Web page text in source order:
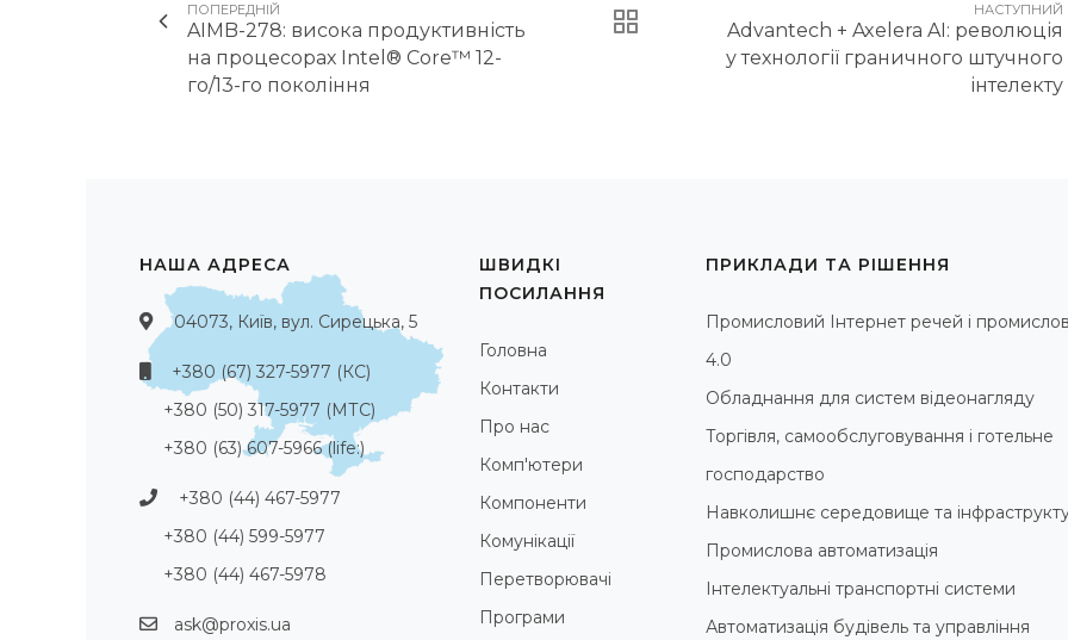
ПОПЕРЕДНІЙ
AIMB-278: висока продуктивність
на процесорах Intel® Core™ 12-
го/13-го покоління
НАСТУПНИЙ
Advantech + Axelera AI: революція
у технології граничного штучного
інтелекту
НАША АДРЕСА
04073, Київ, вул. Сирецька, 5
+380 (67) 327-5977 (КС)
+380 (50) 317-5977 (МТС)
+380 (63) 607-5966 (life:)
+380 (44) 467-5977
+380 (44) 599-5977
+380 (44) 467-5978
ask@proxis.ua
ШВИДКІ
ПОСИЛАННЯ
Головна
Контакти
Про нас
Комп'ютери
Компоненти
Комунікації
Перетворювачі
Програми
ПРИКЛАДИ ТА РІШЕННЯ
Промисловий Інтернет речей і
4.0
Обладнання для систем відеонагляду
Торгівля, самообслуговування і готельне
господарство
Навколишнє середовище та
Промислова автоматизація
Інтелектуальні транспортні системи
Автоматизація будівель та управління